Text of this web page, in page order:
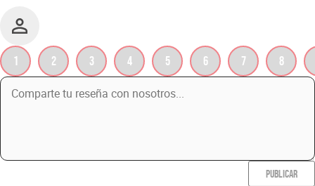
1 2 3 4 5 6 7 8
PUBLICAR